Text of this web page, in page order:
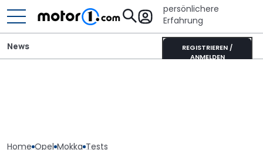
persönlichere
Erfahrung
REGISTRIEREN /
ANMELDEN
News
Home Opel Mokka Tests